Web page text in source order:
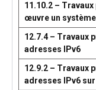
11.10.2 –
œuvre un
12.7.4 – Travaux
adresses IPv6
12.9.2 – Travaux
adresses IPv6